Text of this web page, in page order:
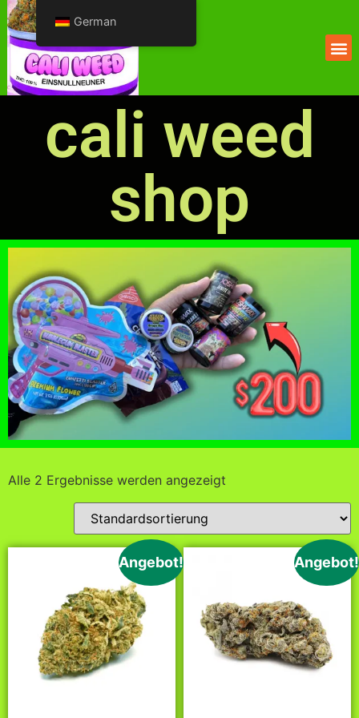
cali weed
shop
Alle 2 Ergebnisse werden angezeigt
Angebot! Angebot!
German